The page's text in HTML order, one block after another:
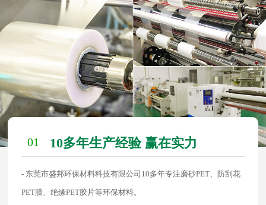
01 10多年生产经验 赢在实力
- 东莞市盛邦环保材料科技有限公司10多年专注磨砂PET、防刮花
PET膜、绝缘PET胶片等环保材料。